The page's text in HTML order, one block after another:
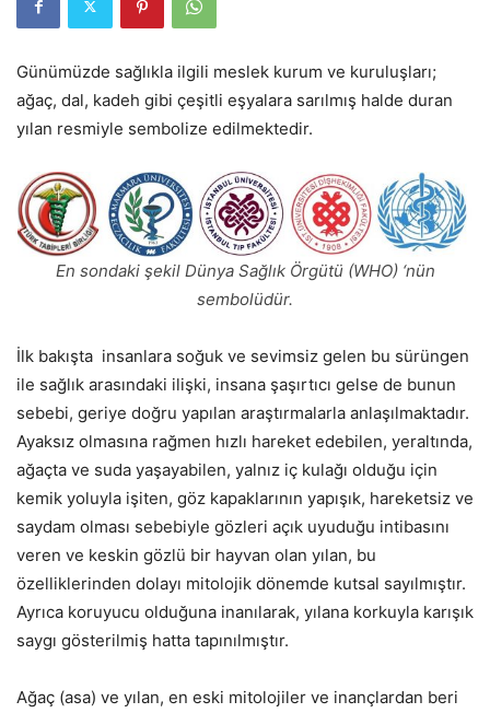
Günümüzde sağlıkla ilgili meslek kurum ve kuruluşları;
ağaç, dal, kadeh gibi çeşitli eşyalara sarılmış halde duran
yılan resmiyle sembolize edilmektedir.
En sondaki şekil Dünya Sağlık Örgütü (WHO) ‘nün
sembolüdür.
İlk bakışta insanlara soğuk ve sevimsiz gelen bu sürüngen
ile sağlık arasındaki ilişki, insana şaşırtıcı gelse de bunun
sebebi, geriye doğru yapılan araştırmalarla anlaşılmaktadır.
Ayaksız olmasına rağmen hızlı hareket edebilen, yeraltında,
ağaçta ve suda yaşayabilen, yalnız iç kulağı olduğu için
kemik yoluyla işiten, göz kapaklarının yapışık, hareketsiz ve
saydam olması sebebiyle gözleri açık uyuduğu intibasını
veren ve keskin gözlü bir hayvan olan yılan, bu
özelliklerinden dolayı mitolojik dönemde kutsal sayılmıştır.
Ayrıca koruyucu olduğuna inanılarak, yılana korkuyla karışık
saygı gösterilmiş hatta tapınılmıştır.
Ağaç (asa) ve yılan, en eski mitolojiler ve inançlardan beri